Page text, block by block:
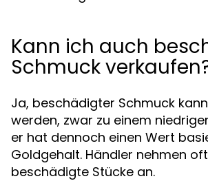
Kann ich auch
Schmuck
Ja, beschädigter Schmuck
werden, zwar zu einem
er hat dennoch einen Wert
Goldgehalt. Händler nehmen
beschädigte Stücke an.